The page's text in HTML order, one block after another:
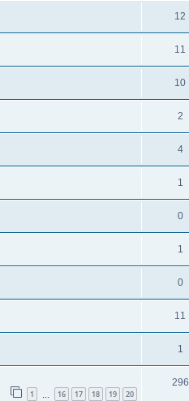
12
11
10
2
4
1
0
1
0
11
1
1 16 17 18 19 20
296